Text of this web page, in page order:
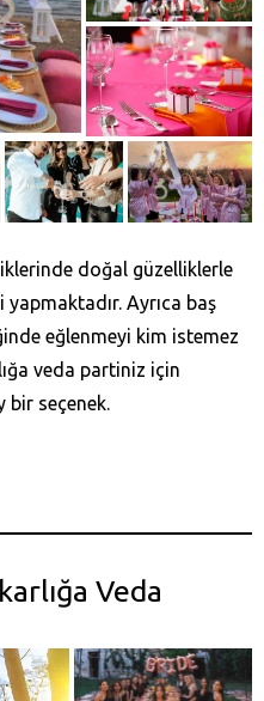
doğal güzelliklerle
yapmaktadır. Ayrıca baş
eğlenmeyi kim istemez
veda partiniz için
bir seçenek.
Veda